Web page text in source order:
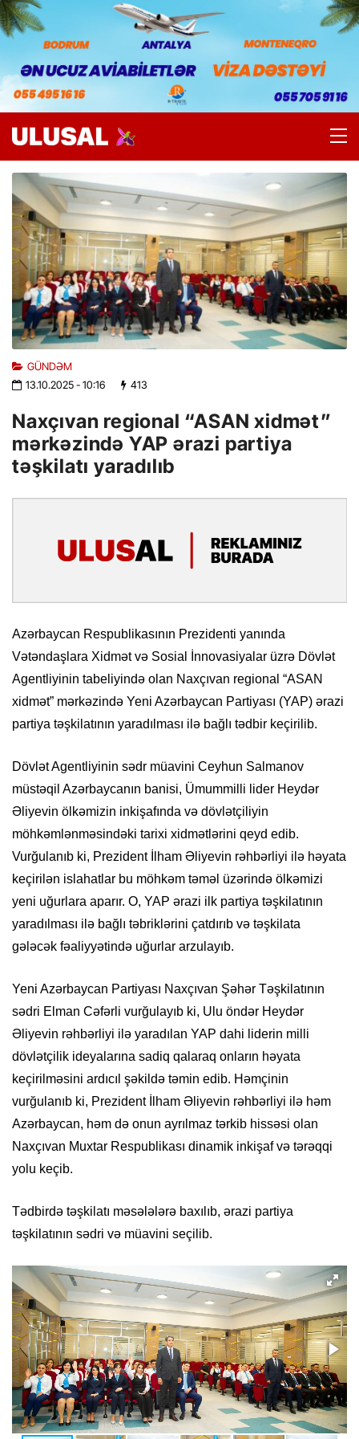
GÜNDƏM
13.10.2025- 10:16 413
Naxçıvan regional “ASAN xidmət”
mərkəzində YAP ərazi partiya
təşkilatı yaradılıb
Azərbaycan Respublikasının Prezidenti yanında
Vətəndaşlara Xidmət və Sosial İnnovasiyalar üzrə Dövlət
Agentliyinin tabeliyində olan Naxçıvan regional “ASAN
xidmət” mərkəzində Yeni Azərbaycan Partiyası (YAP) ərazi
partiya təşkilatının yaradılması ilə bağlı tədbir keçirilib.
Dövlət Agentliyinin sədr müavini Ceyhun Salmanov
müstəqil Azərbaycanın banisi, Ümummilli lider Heydər
Əliyevin ölkəmizin inkişafında və dövlətçiliyin
möhkəmlənməsindəki tarixi xidmətlərini qeyd edib.
Vurğulanıb ki, Prezident İlham Əliyevin rəhbərliyi ilə həyata
keçirilən islahatlar bu möhkəm təməl üzərində ölkəmizi
yeni uğurlara aparır. O, YAP ərazi ilk partiya təşkilatının
yaradılması ilə bağlı təbriklərini çatdırıb və təşkilata
gələcək fəaliyyətində uğurlar arzulayıb.
Yeni Azərbaycan Partiyası Naxçıvan Şəhər Təşkilatının
sədri Elman Cəfərli vurğulayıb ki, Ulu öndər Heydər
Əliyevin rəhbərliyi ilə yaradılan YAP dahi liderin milli
dövlətçilik ideyalarına sadiq qalaraq onların həyata
keçirilməsini ardıcıl şəkildə təmin edib. Həmçinin
vurğulanıb ki, Prezident İlham Əliyevin rəhbərliyi ilə həm
Azərbaycan, həm də onun ayrılmaz tərkib hissəsi olan
Naxçıvan Muxtar Respublikası dinamik inkişaf və tərəqqi
yolu keçib.
Tədbirdə təşkilatı məsələlərə baxılıb, ərazi partiya
təşkilatının sədri və müavini seçilib.